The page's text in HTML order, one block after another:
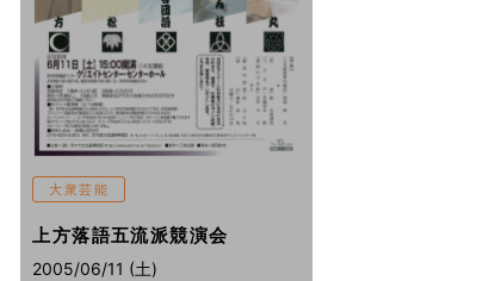
大衆芸能
上方落語五流派競演会
2005/06/11 (土)